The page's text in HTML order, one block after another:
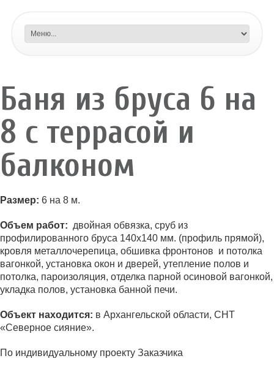
Баня из бруса 6 на
8 с террасой и
балконом
Размер: 6 на 8 м.
Объем работ: двойная обвязка, сруб из
профилированного бруса 140х140 мм. (профиль прямой),
кровля металлочерепица, обшивка фронтонов и потолка
вагонкой, установка окон и дверей, утепление полов и
потолка, пароизоляция, отделка парной осиновой вагонкой,
укладка полов, установка банной печи.
Объект находится: в Архангельской области, СНТ
«Северное сияние».
По индивидуальному проекту Заказчика